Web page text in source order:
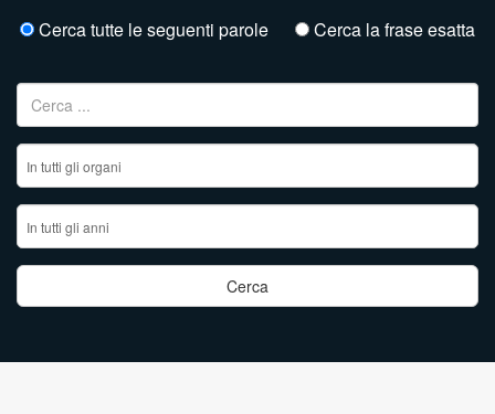
Cerca tutte le seguenti parole Cerca la frase esatta
Ricerca per: